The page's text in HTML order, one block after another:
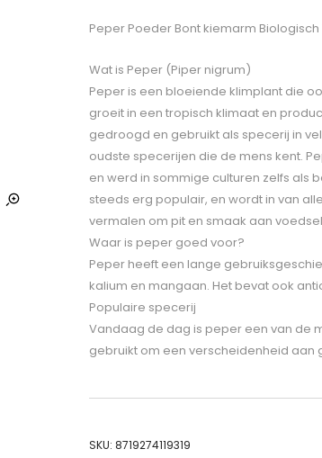
Peper Poeder Bont kiemarm Biologisch
Wat is Peper (Piper nigrum)
Peper is een bloeiende klimplant die
groeit in een tropisch klimaat en
gedroogd en gebruikt als specerij in
oudste specerijen die de mens kent.
en werd in sommige culturen zelfs als
steeds erg populair, en wordt in van
vermalen om pit en smaak aan
Waar is peper goed voor?
Peper heeft een lange
kalium en mangaan. Het bevat ook
Populaire specerij
Vandaag de dag is peper een van de
gebruikt om een verscheidenheid aan
SKU: 8719274119319